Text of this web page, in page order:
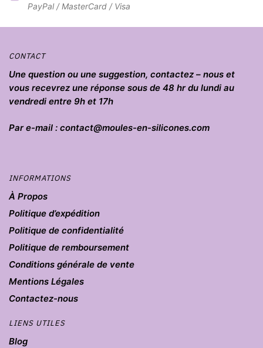
PayPal / MasterCard / Visa
CONTACT
Une question ou une suggestion, contactez – nous et
vous recevrez une réponse sous de 48 hr du lundi au
vendredi entre 9h et 17h
Par e-mail : contact@moules-en-silicones.com
INFORMATIONS
À Propos
Politique d’expédition
Politique de confidentialité
Politique de remboursement
Conditions générale de vente
Mentions Légales
Contactez-nous
LIENS UTILES
Blog